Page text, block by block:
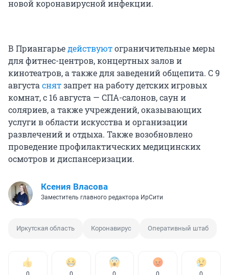
новой коронавирусной инфекции.
В Приангарьедействуютограничительные меры
для фитнес-центров, концертных залов и
кинотеатров, а также для заведений общепита. С 9
августаснятзапрет на работу детских игровых
комнат, с 16 августа — СПА-салонов, саун и
соляриев, а также учреждений, оказывающих
услуги в области искусства и организации
развлечений и отдыха. Также возобновлено
проведение профилактических медицинских
осмотров и диспансеризации.
Ксения Власова
Заместитель главного редактора ИрСити
Иркутская область Коронавирус Оперативный штаб